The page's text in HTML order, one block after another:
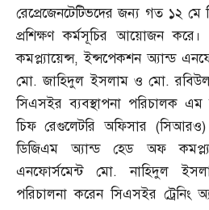
রেপ্রেজেনটেটিভদের জন্য গত ১২
প্রশিক্ষণ কর্মসূচির আয়োজন করে।
কমপ্ল্যায়েন্স,ইন্সপেকশন অ্যান্ড
মো.জাহিদুল ইসলাম ও মো.
সিএসইর ব্যবস্থাপনা পরিচালক
চিফ রেগুলেটরি অফিসার (সিআরও
ডিজিএম অ্যান্ড হেড অফ
এনফোর্সমেন্ট মো.নাহিদুল
পরিচালনা করেন সিএসইর ট্রেনিং